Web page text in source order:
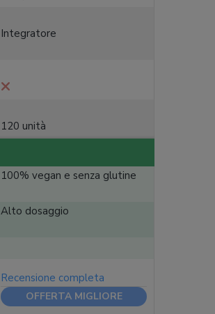
Integratore
120 unità
100% vegan e senza glutine
Alto dosaggio
Recensione completa
OFFERTA MIGLIORE